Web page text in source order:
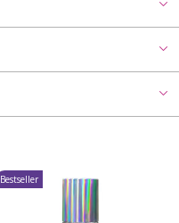
Bestseller